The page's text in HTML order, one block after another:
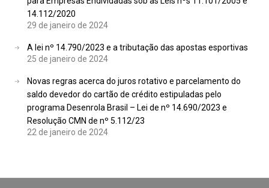
14.112/2020
29 de janeiro de 2024
A lei nº 14.790/2023 e a tributação das apostas esportivas
25 de janeiro de 2024
Novas regras acerca do juros rotativo e parcelamento do
saldo devedor do cartão de crédito estipuladas pelo
programa Desenrola Brasil – Lei de nº 14.690/2023 e
Resolução CMN de nº 5.112/23
22 de janeiro de 2024